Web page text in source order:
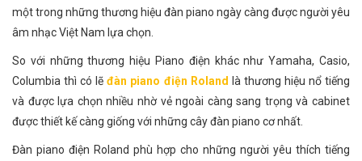
một trong những thương hiệu đàn piano ngày càng được người yêu
âm nhạc Việt Nam lựa chọn.
So với những thương hiệu Piano điện khác như Yamaha, Casio,
Columbia thì có lẽđàn piano điện Roland
là thương hiệu nổ tiếng
và được lựa chọn nhiều nhờ vẻ ngoài càng sang trọng và cabinet
được thiết kế càng giống với những cây đàn piano cơ nhất.
Đàn piano điện Roland phù hợp cho những người yêu thích tiếng